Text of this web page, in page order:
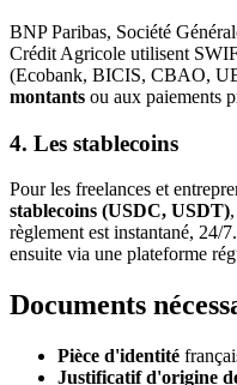
BNP Paribas, Société
Crédit Agricole utilisent
(Ecobank, BICIS, CBAO,
montants ou aux paiements
4. Les stablecoins
Pour les freelances et
stablecoins (USDC, USDT)
règlement est instantané, 24/
ensuite via une plateforme
Documents
Pièce d'identité
Justificatif d'origine